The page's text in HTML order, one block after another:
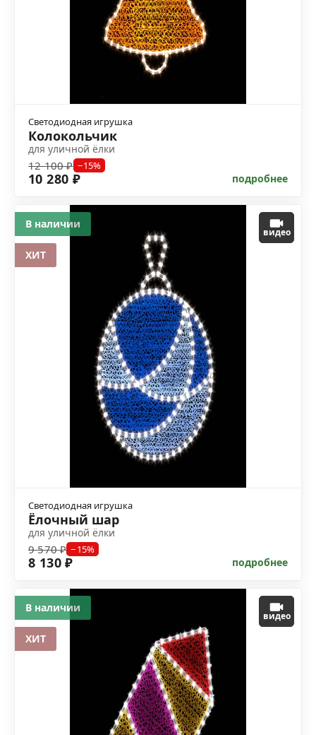
Светодиодная игрушка
Колокольчик
для уличной ёлки
12 100 ₽ −15%
10 280 ₽ подробнее
видео
Светодиодная игрушка
Ёлочный шар
для уличной ёлки
9 570 ₽ −15%
8 130 ₽ подробнее
В наличии
ХИТ
видео
В наличии
ХИТ